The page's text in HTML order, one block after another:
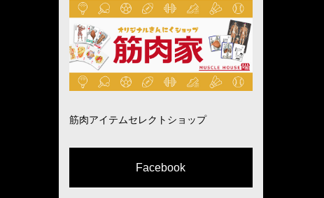
筋肉アイテムセレクトショップ
Facebook